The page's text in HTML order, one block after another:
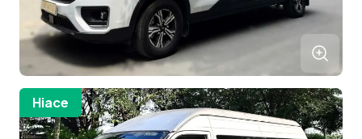
Hiace